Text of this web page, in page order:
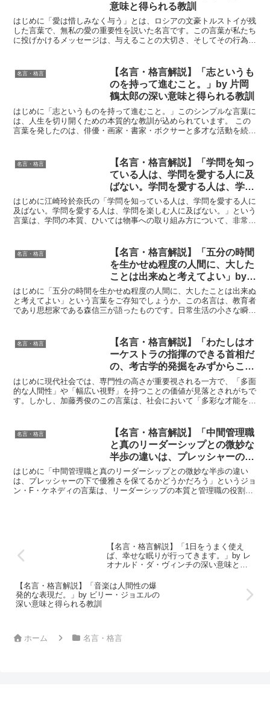
意味と得られる教訓
はじめに「愛は惜しみなく与う」とは、ロシアの文豪トルストイが残
した言葉で、無私の愛の重要性を説いた名言です。この言葉が私たち
に投げかけるメッセージは、与えることの大切さ、そしてその行為が
名言・格言
【名言・格言解説】「志というも
のを持って進むこと。」by 片岡
鶴太郎の深い意味と得られる教訓
はじめに「志というものを持って進むこと。」このシンプルな言葉に
は、人生を切り開くための本質的な教訓が込められています。 この
言葉を発したのは、俳優・画家・書家・ボクサーと多才な活動を続け
名言・格言
【名言・格言解説】「学問を知っ
ている人は、学問を愛する人に及
ばない。学問を愛する人は、学問
を楽しむ人に及ばない。」by 江
崎玲於奈 の深い意味と得られる
教訓
はじめに江崎玲於奈氏の「学問を知っている人は、学問を愛する人に
及ばない。学問を愛する人は、学問を楽しむ人に及ばない。」という
言葉は、学問の本質、ひいては物事への取り組み方について、非常に
名言・格言
【名言・格言解説】「五分の時間
を生かせぬ程度の人間に、大した
ことは出来ぬと考えてよい」by
森信三の深い意味と得られる教訓
はじめに「五分の時間を生かせぬ程度の人間に、大したことは出来ぬ
と考えてよい」という言葉をご存知でしょうか。この名言は、教育者
であり思想家である森信三が語ったものです。日常生活の小さな瞬間
名言・格言
【名言・格言解説】「わたしはオ
ーケストラの指揮のできる首相だ
の、考古学的発掘をみずからここ
ろみる実業家だのといった、はば
の広い大きな人物のいる社会は、
ほんとうに学問だの知識だのがた
いかと思う。そしてそんなふうに
多面的な人間をそだてる社会は、
きっといい社会なのだろうと思
う。」by 加藤 秀俊の深い意味と
得られる教訓
はじめに現代社会では、専門性の高さが重要視される一方で、「多面
的な人間性」や「幅広い視野」を持つことの価値が見落とされがちで
す。しかし、加藤秀俊のこの言葉は、社会において「多彩な才能を持
名言・格言
【名言・格言解説】「中間管理職
と真のリーダーシップとの微妙な
半歩の違いは、プレッシャーの下
で優雅さを保てるかどうかだろ
う」by ケネディの深い意味と得
られる教訓
はじめに「中間管理職と真のリーダーシップとの微妙な半歩の違い
は、プレッシャーの下で優雅さを保てるかどうかだろう」というジョ
ン・F・ケネディの言葉は、リーダーシップの本質と管理職の役割に
【名言・格言解説】「1日をうまく使え
ば、幸せな眠りが行ってきます。」by レ
オナルド・ダ・ヴィンチの深い意味と得
【名言・格言解説】「音楽は人間性の爆
発的な表現だ。」by ビリー・ジョエルの
深い意味と得られる教訓
ホーム 名言・格言